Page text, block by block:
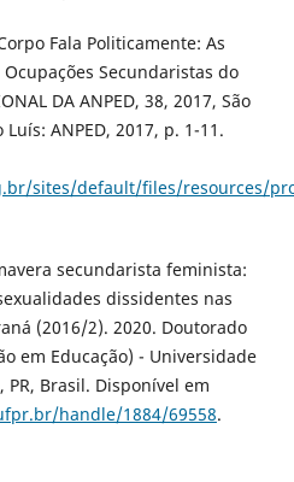
Fala Politicamente: As
Secundaristas do
DA ANPED, 38, 2017, São
ANPED, 2017, p. 1-11.
sites/default/files/resources/
secundarista feminista:
dissidentes nas
(2016/2). 2020. Doutorado
em Educação) - Universidade
Brasil. Disponível em
handle/1884/69558.